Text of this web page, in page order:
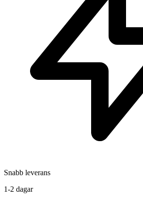
Snabb leverans
1-2 dagar